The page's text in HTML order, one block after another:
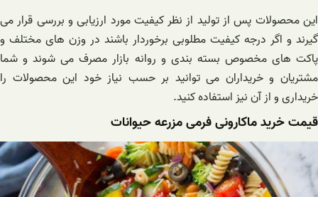
این محصولات پس از تولید از نظر کیفیت مورد ارزیابی و بررسی قرار می
گیرند و اگر درجه کیفیت مطلوبی برخوردار باشند در وزن های مختلف و
پاکت های مخصوص بسته‌ بندی و روانه بازار مصرف می‌ شوند و شما
مشتریان و خریداران می توانید بر حسب نیاز خود این محصولات را
خریداری و از آن نیز استفاده کنید.
قیمت خرید ماکارونی فرمی مزرعه حیوانات